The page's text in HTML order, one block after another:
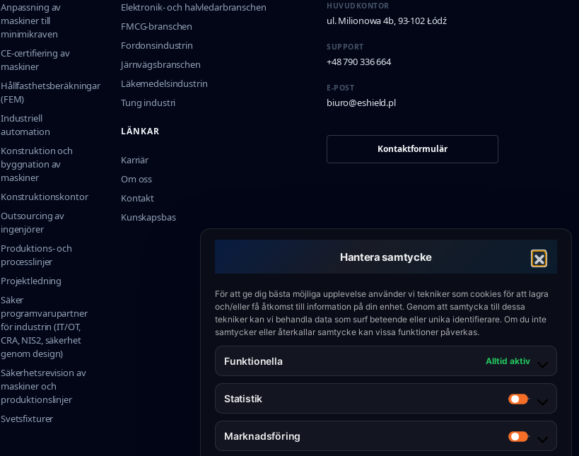
Hantera samtycke
För att ge dig bästa möjliga upplevelse använder vi tekniker som cookies för att lagra
och/eller få åtkomst till information på din enhet. Genom att samtycka till dessa
tekniker kan vi behandla data som surf beteende eller unika identifierare. Om du inte
samtycker eller återkallar samtycke kan vissa funktioner påverkas.
Funktionella Alltid aktiv
Statistik
Statistik
Marknadsföring
Anpassning av
maskiner till
minimikraven
CE-certifiering av
maskiner
Hållfasthetsberäkningar
(FEM)
Industriell
automation
Konstruktion och
byggnation av
maskiner
Konstruktionskontor
Outsourcing av
ingenjörer
Produktions- och
processlinjer
Projektledning
Säker
programvarupartner
för industrin (IT/OT,
CRA, NIS2, säkerhet
genom design)
Säkerhetsrevision av
maskiner och
produktionslinjer
Svetsfixturer
Elektronik- och halvledarbranschen
FMCG-branschen
Fordonsindustrin
Järnvägsbranschen
Läkemedelsindustrin
Tung industri
LÄNKAR
Karriär
Om oss
Kontakt
Kunskapsbas
HUVUDKONTOR
ul. Milionowa 4b, 93-102 Łódź
SUPPORT
+48 790 336 664
E-POST
biuro@eshield.pl
Kontaktformulär